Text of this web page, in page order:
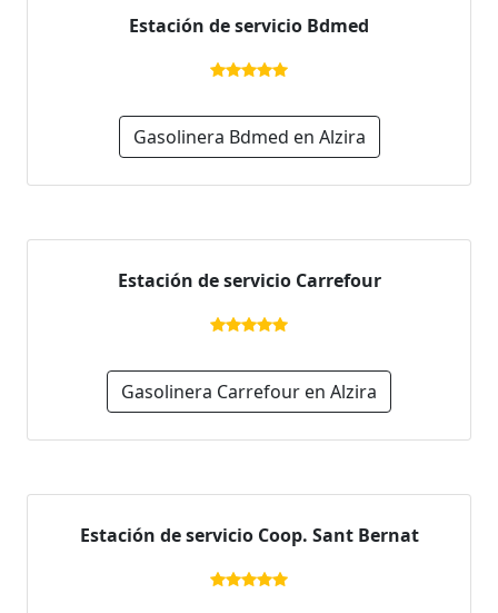
Estación de servicio Bdmed
Gasolinera Bdmed en Alzira
Estación de servicio Carrefour
Gasolinera Carrefour en Alzira
Estación de servicio Coop. Sant Bernat